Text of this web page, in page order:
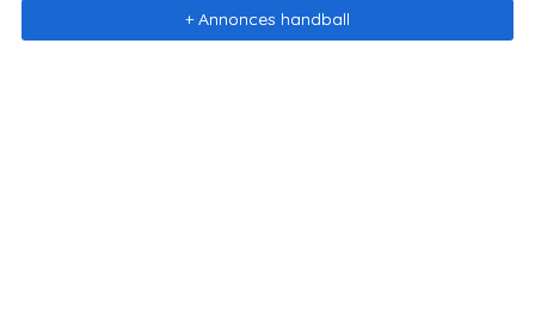
+ Annonces handball